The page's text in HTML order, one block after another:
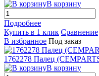
В корзину
Подробнее
Купить в 1 клик Сравнение
В избранное Под заказ
1762278 Палец
В корзину